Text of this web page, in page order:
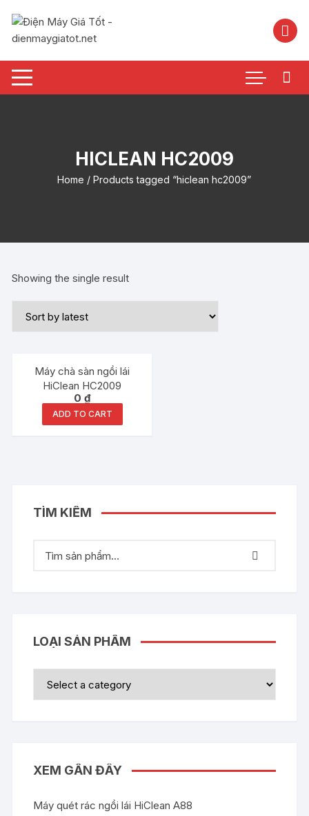
nội
HICLEAN HC2009
Home / Products tagged “hiclean hc2009”
Showing the single result
Máy chà sàn ngồi lái
HiClean HC2009
0₫
ADD TO CART
TÌM KIẾM
LOẠI SẢN PHẨM
XEM GẦN ĐÂY
Máy quét rác ngồi lái HiClean A88